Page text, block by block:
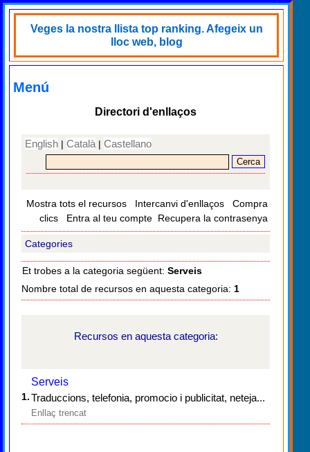
Veges la nostra llista top ranking. Afegeix un
lloc web, blog
Menú
Directori d'enllaços
English | Català | Castellano
Mostra tots el recursos Intercanvi d'enllaços
Compra
clics
Entra al teu compte Recupera la contrasenya
Categories
Et trobes a la categoria següent: Serveis
Nombre total de recursos en aquesta categoria: 1
Recursos en aquesta categoria:
1.
Serveis
Traduccions, telefonia, promocio i publicitat, neteja...
Enllaç trencat